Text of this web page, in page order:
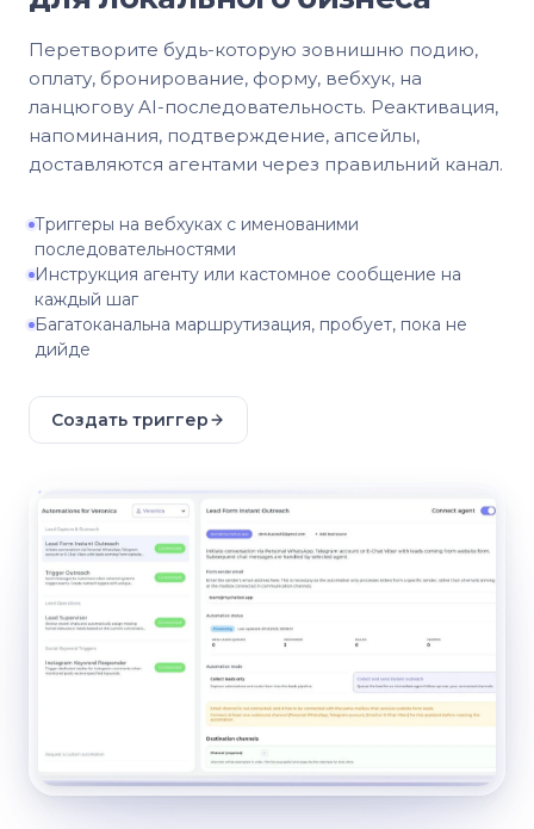
Перетворите будь-которую зовнишню подию,
оплату, бронирование, форму, вебхук, на
ланцюгову AI-последовательность. Реактивация,
напоминания, подтверждение, апсейлы,
доставляются агентами через правильний канал.
Триггеры на вебхуках с именованими
последовательностями
Инструкция агенту или кастомное сообщение на
каждый шаг
Багатоканальна маршрутизация, пробует, пока не
дийде
Создать триггер